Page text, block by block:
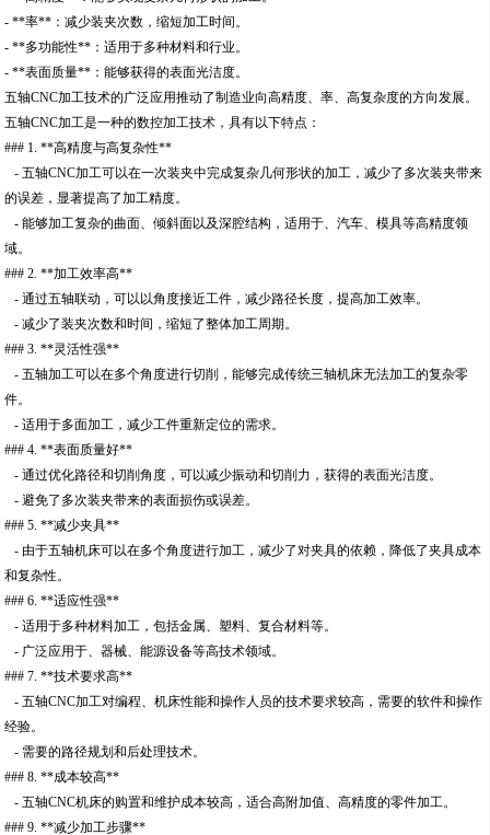
- **率**：减少装夹次数，缩短加工时间。
- **多功能性**：适用于多种材料和行业。
- **表面质量**：能够获得的表面光洁度。
五轴CNC加工技术的广泛应用推动了制造业向高精度、率、高复杂度的方向发展。
五轴CNC加工是一种的数控加工技术，具有以下特点：
### 1. **高精度与高复杂性**
- 五轴CNC加工可以在一次装夹中完成复杂几何形状的加工，减少了多次装夹带来
的误差，显著提高了加工精度。
- 能够加工复杂的曲面、倾斜面以及深腔结构，适用于、汽车、模具等高精度领
域。
### 2. **加工效率高**
- 通过五轴联动，可以以角度接近工件，减少路径长度，提高加工效率。
- 减少了装夹次数和时间，缩短了整体加工周期。
### 3. **灵活性强**
- 五轴加工可以在多个角度进行切削，能够完成传统三轴机床无法加工的复杂零
件。
- 适用于多面加工，减少工件重新定位的需求。
### 4. **表面质量好**
- 通过优化路径和切削角度，可以减少振动和切削力，获得的表面光洁度。
- 避免了多次装夹带来的表面损伤或误差。
### 5. **减少夹具**
- 由于五轴机床可以在多个角度进行加工，减少了对夹具的依赖，降低了夹具成本
和复杂性。
### 6. **适应性强**
- 适用于多种材料加工，包括金属、塑料、复合材料等。
- 广泛应用于、器械、能源设备等高技术领域。
### 7. **技术要求高**
- 五轴CNC加工对编程、机床性能和操作人员的技术要求较高，需要的软件和操作
经验。
- 需要的路径规划和后处理技术。
### 8. **成本较高**
- 五轴CNC机床的购置和维护成本较高，适合高附加值、高精度的零件加工。
### 9. **减少加工步骤**